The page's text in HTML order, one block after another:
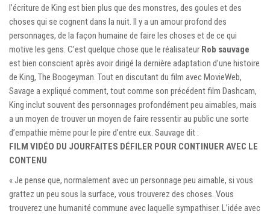
l’écriture de King est bien plus que des monstres, des goules et des
choses qui se cognent dans la nuit. Il y a un amour profond des
personnages, de la façon humaine de faire les choses et de ce qui
motive les gens. C’est quelque chose que le réalisateur Rob sauvage
est bien conscient après avoir dirigé la dernière adaptation d’une histoire
de King, The Boogeyman. Tout en discutant du film avec MovieWeb,
Savage a expliqué comment, tout comme son précédent film Dashcam,
King inclut souvent des personnages profondément peu aimables, mais
a un moyen de trouver un moyen de faire ressentir au public une sorte
d’empathie même pour le pire d’entre eux. Sauvage dit :
FILM VIDÉO DU JOURFAITES DÉFILER POUR CONTINUER AVEC LE
CONTENU
« Je pense que, normalement avec un personnage peu aimable, si vous
grattez un peu sous la surface, vous trouverez des choses. Vous
trouverez une humanité commune avec laquelle sympathiser. L’idée avec